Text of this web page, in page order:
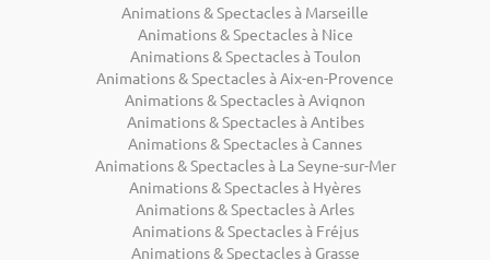
Animations & Spectacles à Marseille
Animations & Spectacles à Nice
Animations & Spectacles à Toulon
Animations & Spectacles à Aix-en-Provence
Animations & Spectacles à Avignon
Animations & Spectacles à Antibes
Animations & Spectacles à Cannes
Animations & Spectacles à La Seyne-sur-Mer
Animations & Spectacles à Hyères
Animations & Spectacles à Arles
Animations & Spectacles à Fréjus
Animations & Spectacles à Grasse